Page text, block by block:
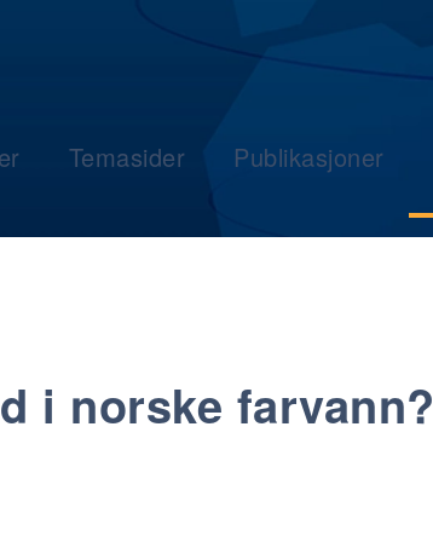
Temasider Publikasjoner
i norske farvann?